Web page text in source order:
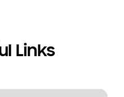
Links